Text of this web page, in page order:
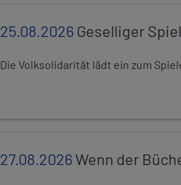
25.08.2026Geselliger
Die Volksolidarität lädt ein zum
27.08.2026Wenn der